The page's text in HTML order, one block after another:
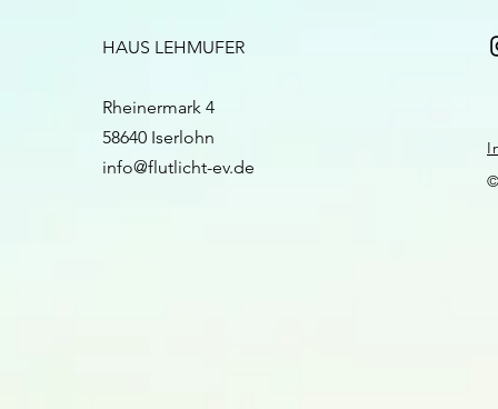
HAUS LEHMUFER
Rheinermark 4
58640 Iserlohn​​
info@flutlicht-ev.de